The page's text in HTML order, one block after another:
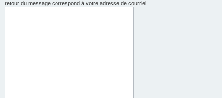
retour du message correspond à votre adresse de courriel.